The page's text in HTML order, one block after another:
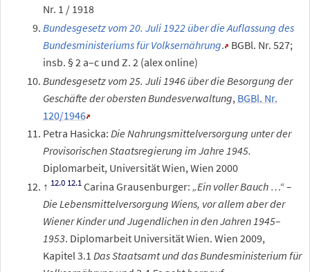
Nr. 1 / 1918
Bundesgesetz vom 20. Juli 1922 über die Auflassung des
Bundesministeriums für Volksernährung. BGBl. Nr. 527;
insb. §2 a–c und Z. 2 (alex online)
Bundesgesetz vom 25. Juli 1946 über die Besorgung der
Geschäfte der obersten Bundesverwaltung, BGBl. Nr.
120/1946
Petra Hasicka:Die Nahrungsmittelversorgung unter der
Provisorischen Staatsregierung im Jahre 1945.
Diplomarbeit, Universität Wien, Wien 2000
Carina Grausenburger:„Ein voller Bauch …“ –
Die Lebensmittelversorgung Wiens, vor allem aber der
Wiener Kinder und Jugendlichen in den Jahren 1945–
1953. Diplomarbeit Universität Wien. Wien 2009,
Kapitel 3.1Das Staatsamt und das Bundesministerium für